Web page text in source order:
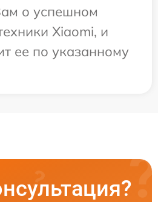
о успешном
Xiaomi, и
ее по указанному